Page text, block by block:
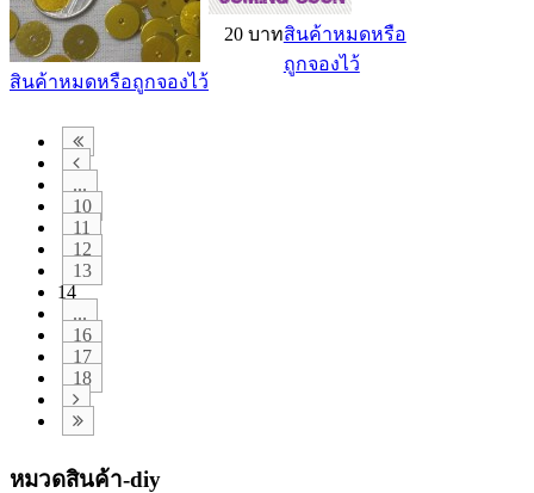
สินค้าหมดหรือถูกจองไว้
20 บาทสินค้าหมดหรือ
ถูกจองไว้
...
10
11
12
13
14
...
16
17
18
หมวดสินค้า-diy